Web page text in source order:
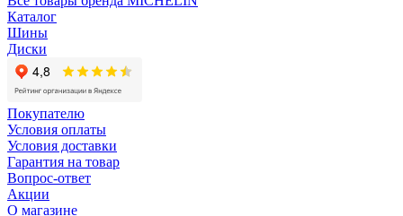
Каталог
Шины
Диски
Покупателю
Условия оплаты
Условия доставки
Гарантия на товар
Вопрос-ответ
Акции
О магазине